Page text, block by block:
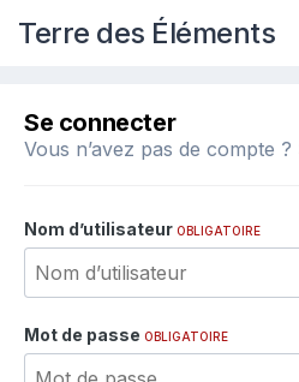
Terre des Éléments
Se connecter
Vous n’avez pas de compte ?
Nom d’utilisateur OBLIGATOIRE
Mot de passe OBLIGATOIRE